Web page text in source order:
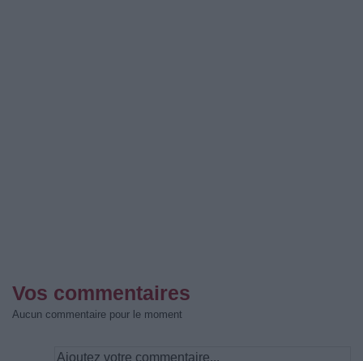
Vos commentaires
Aucun commentaire pour le moment